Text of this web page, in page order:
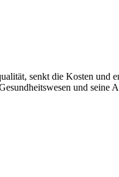
senkt die Kosten und
und seine